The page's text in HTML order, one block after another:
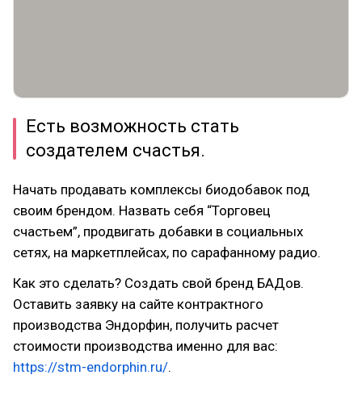
Есть возможность стать
создателем счастья.
Начать продавать комплексы биодобавок под
своим брендом. Назвать себя “Торговец
счастьем”, продвигать добавки в социальных
сетях, на маркетплейсах, по сарафанному радио.
Как это сделать? Создать свой бренд БАДов.
Оставить заявку на сайте контрактного
производства Эндорфин, получить расчет
стоимости производства именно для вас:
https://stm-endorphin.ru/.